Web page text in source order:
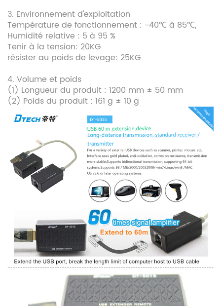
3. Environnement d'exploitation
Température de fonctionnement : -40℃ à 85℃,
Humidité relative : 5 à 95 %
Tenir à la tension: 20KG
résister au poids de levage: 25KG
4. Volume et poids
(1) Longueur du produit : 1200 mm ± 50 mm
(2) Poids du produit : 161 g ± 10 g